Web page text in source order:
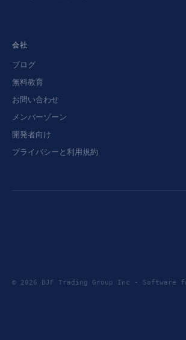
会社
ブログ
無料教育
お問い合わせ
メンバーゾーン
開発者向け
プライバシーと利用規約
© 2026 BJF Trading Group Inc -